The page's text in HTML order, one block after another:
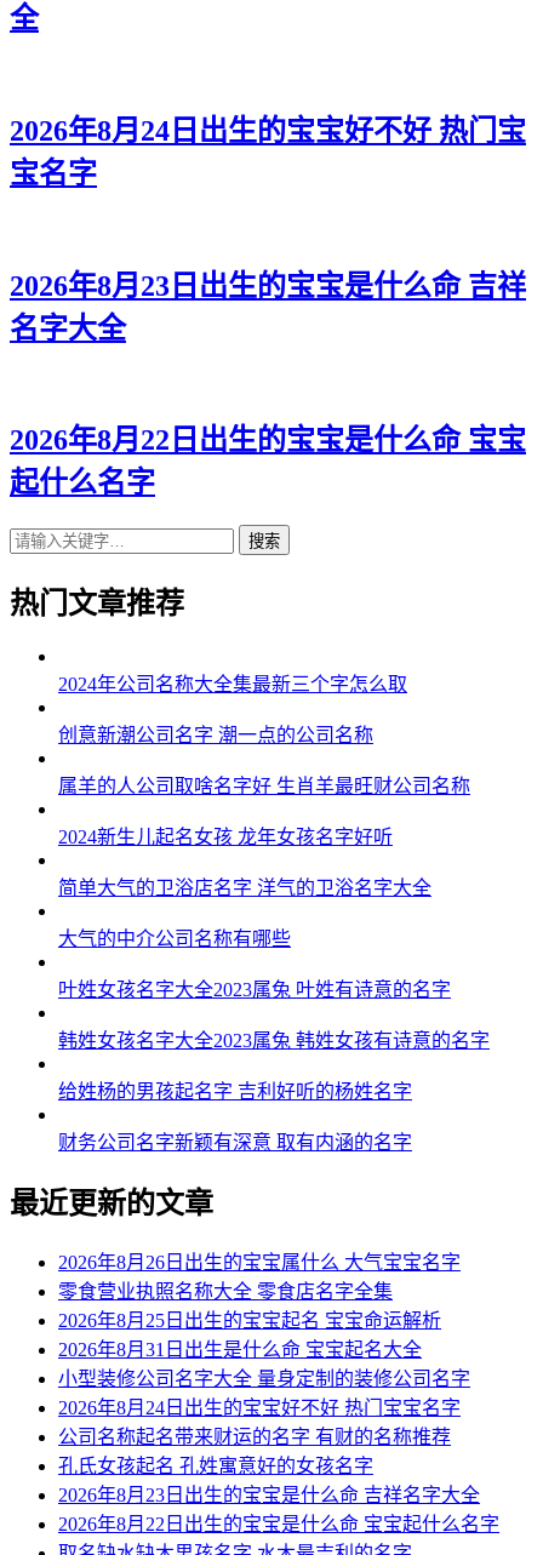
全
2026年8月24日出生的宝宝好不好 热门宝
宝名字
2026年8月23日出生的宝宝是什么命 吉祥
名字大全
2026年8月22日出生的宝宝是什么命 宝宝
起什么名字
搜索
热门文章推荐
2024年公司名称大全集最新三个字怎么取
创意新潮公司名字 潮一点的公司名称
属羊的人公司取啥名字好 生肖羊最旺财公司名称
2024新生儿起名女孩 龙年女孩名字好听
简单大气的卫浴店名字 洋气的卫浴名字大全
大气的中介公司名称有哪些
叶姓女孩名字大全2023属兔 叶姓有诗意的名字
韩姓女孩名字大全2023属兔 韩姓女孩有诗意的名字
给姓杨的男孩起名字 吉利好听的杨姓名字
财务公司名字新颖有深意 取有内涵的名字
最近更新的文章
2026年8月26日出生的宝宝属什么 大气宝宝名字
零食营业执照名称大全 零食店名字全集
2026年8月25日出生的宝宝起名 宝宝命运解析
2026年8月31日出生是什么命 宝宝起名大全
小型装修公司名字大全 量身定制的装修公司名字
2026年8月24日出生的宝宝好不好 热门宝宝名字
公司名称起名带来财运的名字 有财的名称推荐
孔氏女孩起名 孔姓寓意好的女孩名字
2026年8月23日出生的宝宝是什么命 吉祥名字大全
2026年8月22日出生的宝宝是什么命 宝宝起什么名字